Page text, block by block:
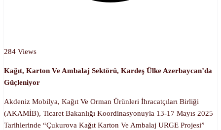
284 Views
Kağıt, Karton Ve Ambalaj Sektörü, Kardeş Ülke Azerbaycan’da
Güçleniyor
Akdeniz Mobilya, Kağıt Ve Orman Ürünleri İhracatçıları Birliği
(AKAMİB), Ticaret Bakanlığı Koordinasyonuyla 13-17 Mayıs 2025
Tarihlerinde “Çukurova Kağıt Karton Ve Ambalaj URGE Projesi”